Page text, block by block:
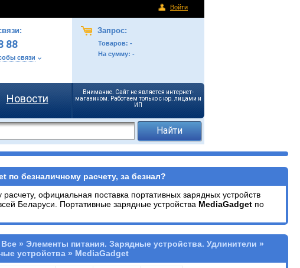
Войти
88
связи
Запрос:
Товаров: -
На сумму: -
Новости
Внимание. Сайт не является интернет-
магазином. Работаем только с юр. лицами и
ИП
по безналичному расчету, за безнал?
официальная поставка портативных зарядных устройств
Беларуси. Портативные зарядные устройства MediaGadget по
Все » Элементы питания. Зарядные устройства. Удлинители »
устройства » MediaGadget